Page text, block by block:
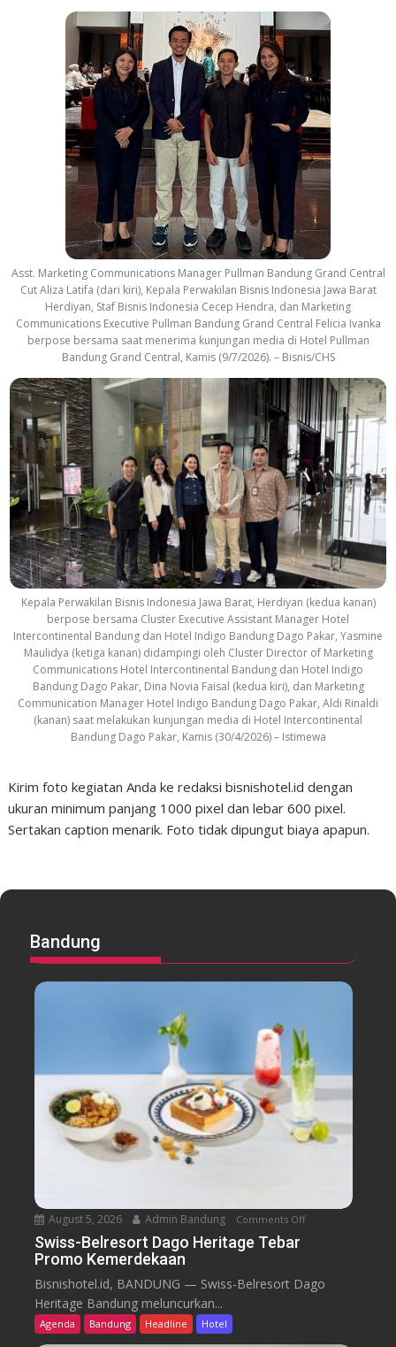
Asst. Marketing Communications Manager Pullman Bandung Grand Central
Cut Aliza Latifa (dari kiri), Kepala Perwakilan Bisnis Indonesia Jawa Barat
Herdiyan, Staf Bisnis Indonesia Cecep Hendra, dan Marketing
Communications Executive Pullman Bandung Grand Central Felicia Ivanka
berpose bersama saat menerima kunjungan media di Hotel Pullman
Bandung Grand Central, Kamis (9/7/2026). – Bisnis/CHS
Kepala Perwakilan Bisnis Indonesia Jawa Barat, Herdiyan (kedua kanan)
berpose bersama Cluster Executive Assistant Manager Hotel
Intercontinental Bandung dan Hotel Indigo Bandung Dago Pakar, Yasmine
Maulidya (ketiga kanan) didampingi oleh Cluster Director of Marketing
Communications Hotel Intercontinental Bandung dan Hotel Indigo
Bandung Dago Pakar, Dina Novia Faisal (kedua kiri), dan Marketing
Communication Manager Hotel Indigo Bandung Dago Pakar, Aldi Rinaldi
(kanan) saat melakukan kunjungan media di Hotel Intercontinental
Bandung Dago Pakar, Kamis (30/4/2026) – Istimewa
Kirim foto kegiatan Anda ke redaksi bisnishotel.id dengan
ukuran minimum panjang 1000 pixel dan lebar 600 pixel.
Sertakan caption menarik. Foto tidak dipungut biaya apapun.
Bandung
August 5, 2026 Admin Bandung Comments Offo
Swiss-Belresort Dago Heritage Tebar
Promo Kemerdekaan
Bisnishotel.id, BANDUNG — Swiss-Belresort Dago
Heritage Bandung meluncurkan...
Agenda Bandung Headline Hotel